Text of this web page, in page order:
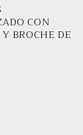
CON
BROCHE DE